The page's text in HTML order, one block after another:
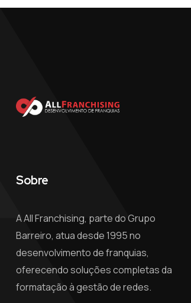
Sobre
A All Franchising, parte do Grupo
Barreiro, atua desde 1995 no
desenvolvimento de franquias,
oferecendo soluções completas da
formatação à gestão de redes.